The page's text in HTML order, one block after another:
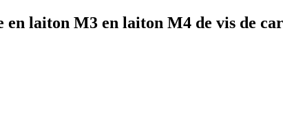
en laiton M3 en laiton M4 de vis de